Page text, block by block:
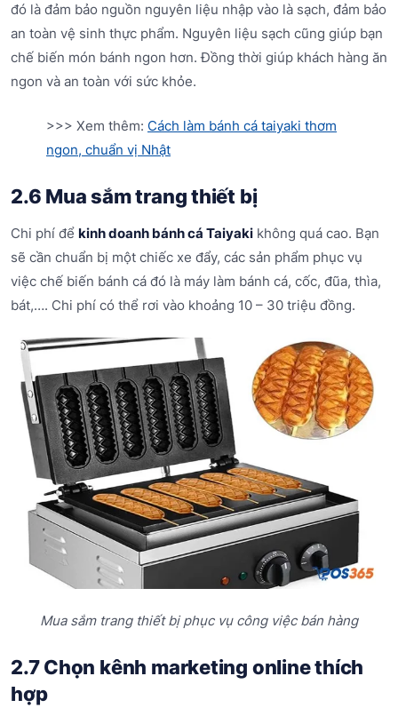
đó là đảm bảo nguồn nguyên liệu nhập vào là sạch, đảm bảo
an toàn vệ sinh thực phẩm. Nguyên liệu sạch cũng giúp bạn
chế biến món bánh ngon hơn. Đồng thời giúp khách hàng ăn
ngon và an toàn với sức khỏe.
>>> Xem thêm: Cách làm bánh cá taiyaki thơm
ngon, chuẩn vị Nhật
2.6 Mua sắm trang thiết bị
Chi phí để kinh doanh bánh cá Taiyaki không quá cao. Bạn
sẽ cần chuẩn bị một chiếc xe đẩy, các sản phẩm phục vụ
việc chế biến bánh cá đó là máy làm bánh cá, cốc, đũa, thìa,
bát,…. Chi phí có thể rơi vào khoảng 10 – 30 triệu đồng.
Mua sắm trang thiết bị phục vụ công việc bán hàng
2.7 Chọn kênh marketing online thích
hợp